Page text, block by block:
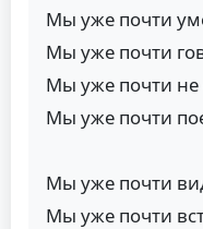
Мы уже почти
Мы уже почти
Мы уже почти не
Мы уже почти
Мы уже почти
Мы уже почти